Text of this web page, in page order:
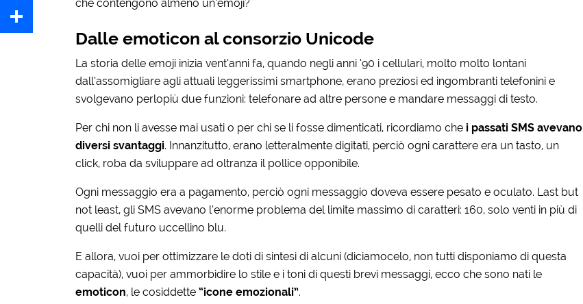
Email
che contengono almeno un’emoji?
Dalle emoticon al consorzio Unicode
La storia delle emoji inizia vent’anni fa, quando negli anni ’90 i cellulari, molto molto lontani
dall’assomigliare agli attuali leggerissimi smartphone, erano preziosi ed ingombranti telefonini e
svolgevano perlopiù due funzioni: telefonare ad altre persone e mandare messaggi di testo.
Per chi non li avesse mai usati o per chi se li fosse dimenticati, ricordiamo chei passati SMS avevano
diversi svantaggi. Innanzitutto, erano letteralmente digitati, perciò ogni carattere era un tasto, un
click, roba da sviluppare ad oltranza il pollice opponibile.
Ogni messaggio era a pagamento, perciò ogni messaggio doveva essere pesato e oculato. Last but
not least, gli SMS avevano l’enorme problema del limite massimo di caratteri: 160, solo venti in più di
quelli del futuro uccellino blu.
E allora, vuoi per ottimizzare le doti di sintesi di alcuni (diciamocelo, non tutti disponiamo di questa
capacità), vuoi per ammorbidire lo stile e i toni di questi brevi messaggi, ecco che sono nati le
emoticon, le cosiddette “icone emozionali”.